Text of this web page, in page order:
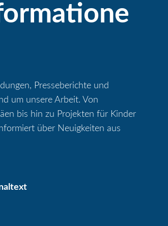
Presseberichte und
um unsere Arbeit. Von
bis hin zu Projekten für Kinder
über Neuigkeiten aus